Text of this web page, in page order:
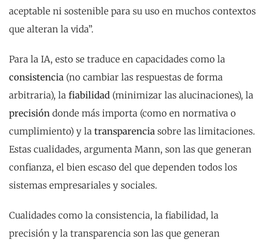
aceptable ni sostenible para su uso en muchos contextos
que alteran la vida”.
Para la IA, esto se traduce en capacidades como la
consistencia (no cambiar las respuestas de forma
arbitraria), la fiabilidad (minimizar las alucinaciones), la
precisión donde más importa (como en normativa o
cumplimiento) y la transparencia sobre las limitaciones.
Estas cualidades, argumenta Mann, son las que generan
confianza, el bien escaso del que dependen todos los
sistemas empresariales y sociales.
Cualidades como la consistencia, la fiabilidad, la
precisión y la transparencia son las que generan